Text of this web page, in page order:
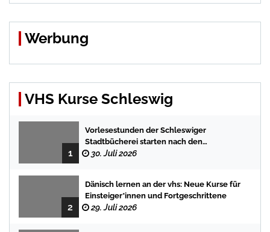
Werbung
VHS Kurse Schleswig
1
Vorlesestunden der Schleswiger
Stadtbücherei starten nach den
Sommerferien mit spannenden
30. Juli 2026
2
Dänisch lernen an der vhs: Neue Kurse für
Einsteiger*innen und Fortgeschrittene
29. Juli 2026